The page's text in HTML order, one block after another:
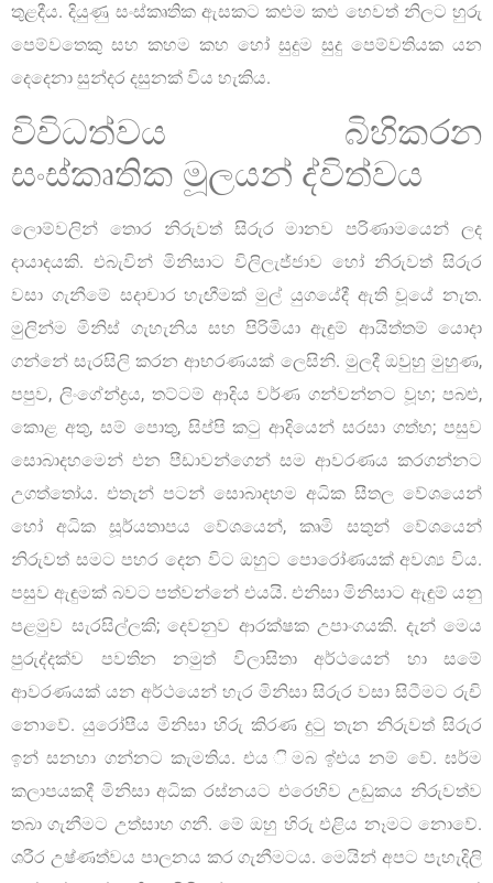
තුළදීය. දියුණු සංස්කෘතික ඇසකට කළුම කළු හෙවත් නිලට හුරු
පෙම්වතෙකු සහ කහම කහ හෝ සුදුම සුදු පෙම්වතියක යන
දෙදෙනා සුන්දර දසුනක් විය හැකිය.
විවිධත්වය බිහිකරන
සංස්කෘතික මූලයන් ද්විත්වය
ලොම්වලින් තොර නිරුවත් සිරුර මානව පරිණාමයෙන් ලද
දායාදයකි. එබැවින් මිනිසාට විලිලැජ්ජාව හෝ නිරුවත් සිරුර
වසා ගැනීමේ සදාචාර හැඟීමක් මුල් යුගයේදී ඇති වූයේ නැත.
මුලින්ම මිනිස් ගැහැනිය සහ පිරිමියා ඇඳුම් ආයිත්තම් යොදා
ගන්නේ සැරසිලි කරන ආභරණයක් ලෙසිනි. මුලදී ඔවුහු මුහුණ,
පපුව, ලිංගේන්ද්‍රය, තට්ටම් ආදිය වර්ණ ගන්වන්නට වූහ; පබළු,
කොළ අතු, සම් පොතු, සිප්පි කටු ආදියෙන් සරසා ගත්හ; පසුව
සොබාදහමෙන් එන පීඩාවන්ගෙන් සම ආවරණය කරගන්නට
උගත්තෝය. එතැන් පටන් සොබාදහම අධික සීතල වේශයෙන්
හෝ අධික සූර්යතාපය වේශයෙන්, කෘමි සතුන් වේශයෙන්
නිරුවත් සමට පහර දෙන විට ඔහුට පොරෝණයක් අවශ්‍ය විය.
පසුව ඇඳුමක් බවට පත්වන්නේ එයයි. එනිසා මිනිසාට ඇඳුම් යනු
පළමුව සැරසිල්ලකි; දෙවනුව ආරක්ෂක උපාංගයකි. දැන් මෙය
පුරුද්දක්ව පවතින නමුත් විලාසිතා අර්ථයෙන් හා සමේ
ආවරණයක් යන අර්ථයෙන් හැර මිනිසා සිරුර වසා සිටීමට රුචි
නොවේ. යුරෝපීය මිනිසා හිරු කිරණ දුටු තැන නිරුවත් සිරුර
ඉන් සනහා ගන්නට කැමතිය. එය ිමබ ඉ්එය නම් වේ. ඝර්ම
කලාපයකදී මිනිසා අධික රස්නයට එරෙහිව උඩුකය නිරුවත්ව
තබා ගැනීමට උත්සාහ ගනී. මේ ඔහු හිරු එළිය නෑමට නොවේ.
ශරීර උෂ්ණත්වය පාලනය කර ගැනීමටය. මෙයින් අපට පැහැදිලි